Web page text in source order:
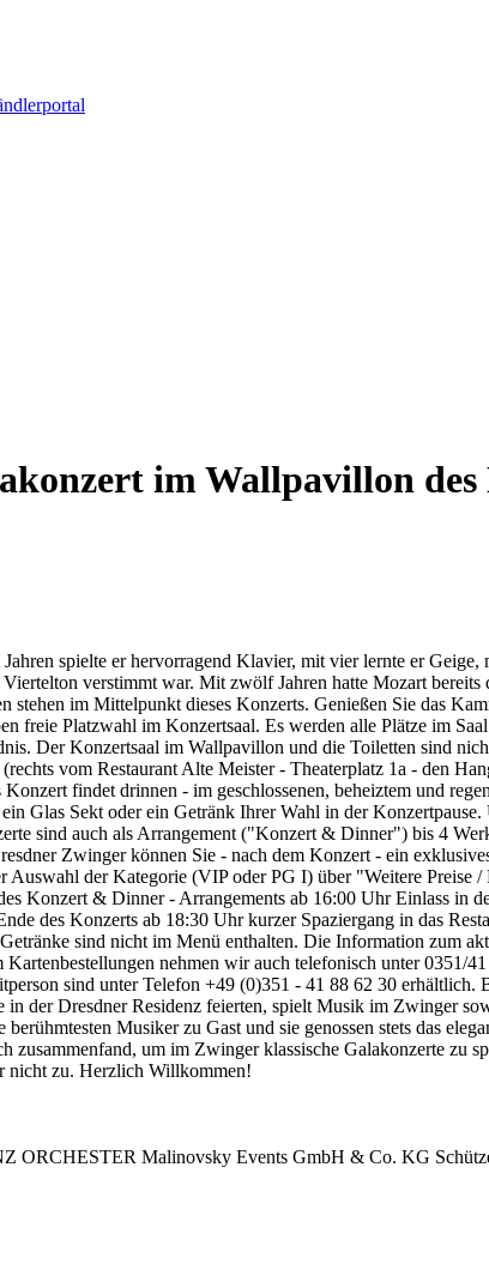
im Wallpavillon des
spielte er hervorragend Klavier, mit vier lernte er
verstimmt war. Mit zwölf Jahren hatte Mozart
stehen im Mittelpunkt dieses Konzerts. Genießen Sie das
freie Platzwahl im Konzertsaal. Es werden alle Plätze im
Der Konzertsaal im Wallpavillon und die Toiletten sind
vom Restaurant Alte Meister - Theaterplatz 1a - den
findet drinnen - im geschlossenen, beheiztem und
Glas Sekt oder ein Getränk Ihrer Wahl in der
sind auch als Arrangement ("Konzert & Dinner") bis 4
Zwinger können Sie - nach dem Konzert - ein
Auswahl der Kategorie (VIP oder PG I) über "Weitere
Konzert & Dinner - Arrangements ab 16:00 Uhr Einlass in
des Konzerts ab 18:30 Uhr kurzer Spaziergang in das
sind nicht im Menü enthalten. Die Information zum
nehmen wir auch telefonisch unter 0351/
sind unter Telefon +49 (0)351 - 41 88 62 30
der Dresdner Residenz feierten, spielt Musik im Zwinger
Musiker zu Gast und sie genossen stets das
um im Zwinger klassische Galakonzerte zu
nicht zu. Herzlich Willkommen!
Malinovsky Events GmbH & Co. KG